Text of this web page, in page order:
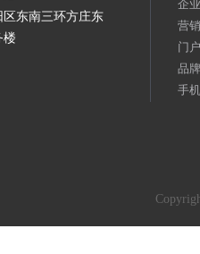
区东南三环方庄东
楼
企
营
门
品
手